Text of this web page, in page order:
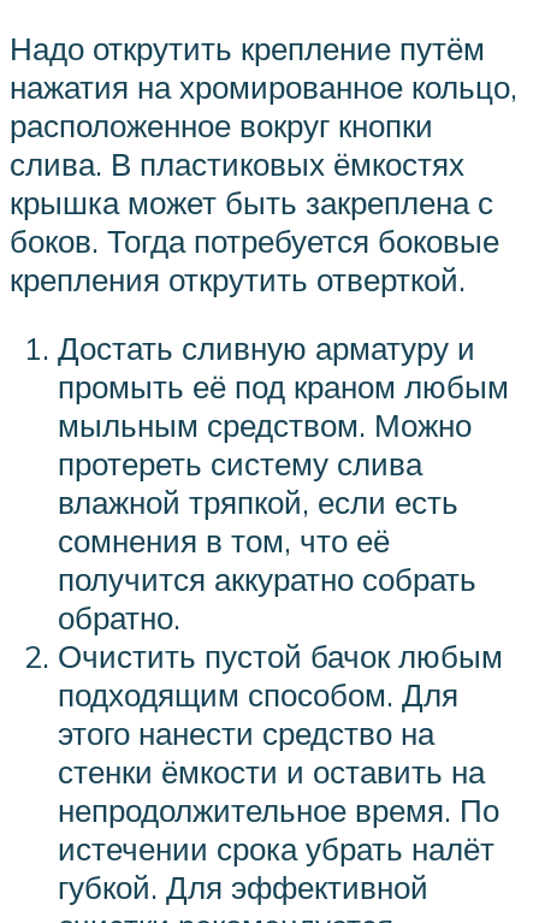
Надо открутить крепление путём
нажатия на хромированное кольцо,
расположенное вокруг кнопки
слива. В пластиковых ёмкостях
крышка может быть закреплена с
боков. Тогда потребуется боковые
крепления открутить отверткой.
Достать сливную арматуру и
промыть её под краном любым
мыльным средством. Можно
протереть систему слива
влажной тряпкой, если есть
сомнения в том, что её
получится аккуратно собрать
обратно.
Очистить пустой бачок любым
подходящим способом. Для
этого нанести средство на
стенки ёмкости и оставить на
непродолжительное время. По
истечении срока убрать налёт
губкой. Для эффективной